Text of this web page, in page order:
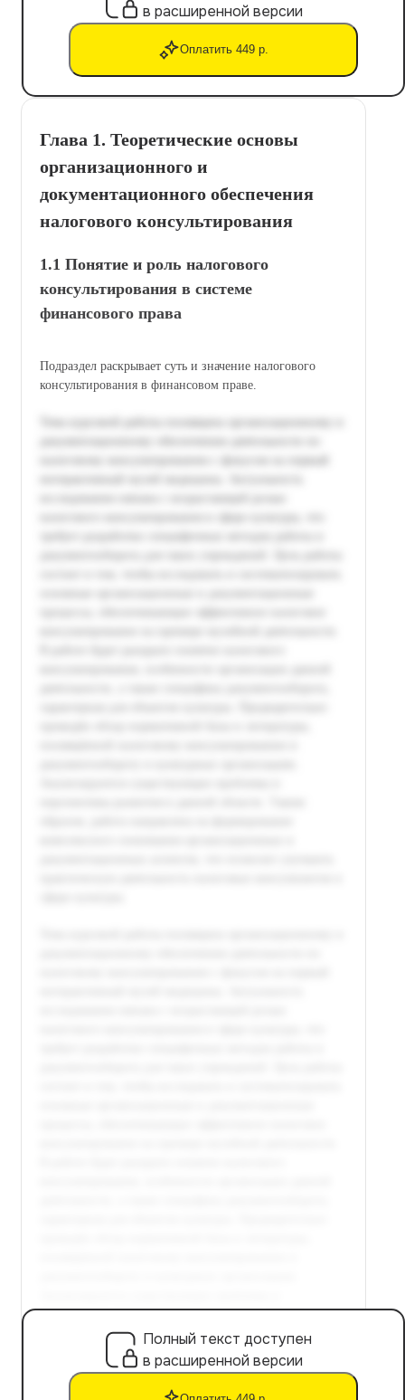
в расширенной версии
Оплатить 449 р.
Глава 1. Теоретические основы
организационного и
документационного обеспечения
налогового консультирования
1.1 Понятие и роль налогового
консультирования в системе
финансового права
Подраздел раскрывает суть и значение налогового
консультирования в финансовом праве.
Полный текст доступен
в расширенной версии